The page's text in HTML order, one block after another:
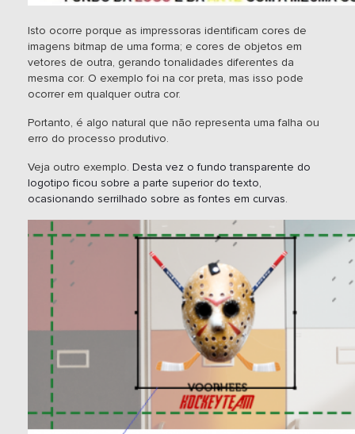
Isto ocorre porque as impressoras identificam cores de
imagens bitmap de uma forma; e cores de objetos em
vetores de outra, gerando tonalidades diferentes da
mesma cor. O exemplo foi na cor preta, mas isso pode
ocorrer em qualquer outra cor.
Portanto, é algo natural que não representa uma falha ou
erro do processo produtivo.
Veja outro exemplo. Desta vez o fundo transparente do
logotipo ficou sobre a parte superior do texto,
ocasionando serrilhado sobre as fontes em curvas.